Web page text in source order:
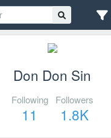
Don Don Sin
Following
11
Followers
1.8K